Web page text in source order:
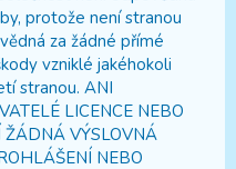
protože není stranou
za žádné přímé
vzniklé jakéhokoli
stranou. ANI
LICENCE NEBO
ŽÁDNÁ VÝSLOVNÁ
NEBO